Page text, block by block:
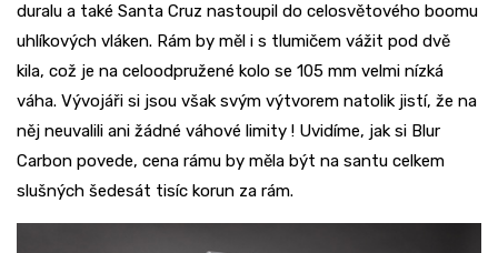
duralu a také Santa Cruz nastoupil do celosvětového boomu
uhlíkových vláken. Rám by měl i s tlumičem vážit pod dvě
kila, což je na celoodpružené kolo se 105 mm velmi nízká
váha. Vývojáři si jsou však svým výtvorem natolik jistí, že na
něj neuvalili ani žádné váhové limity ! Uvidíme, jak si Blur
Carbon povede, cena rámu by měla být na santu celkem
slušných šedesát tisíc korun za rám.